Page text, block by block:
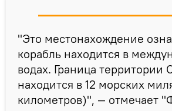
"Это местонахождение
корабль находится в
водах. Граница
находится в 12 морских
километров)", — отмечает